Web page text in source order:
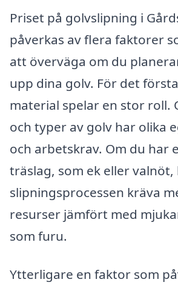
Priset på golvslipning i
påverkas av flera faktorer
att överväga om du
upp dina golv. För det
material spelar en stor roll.
och typer av golv har olika
och arbetskrav. Om du har
träslag, som ek eller valnöt,
slipningsprocessen kräva
resurser jämfört med
som furu.
Ytterligare en faktor som